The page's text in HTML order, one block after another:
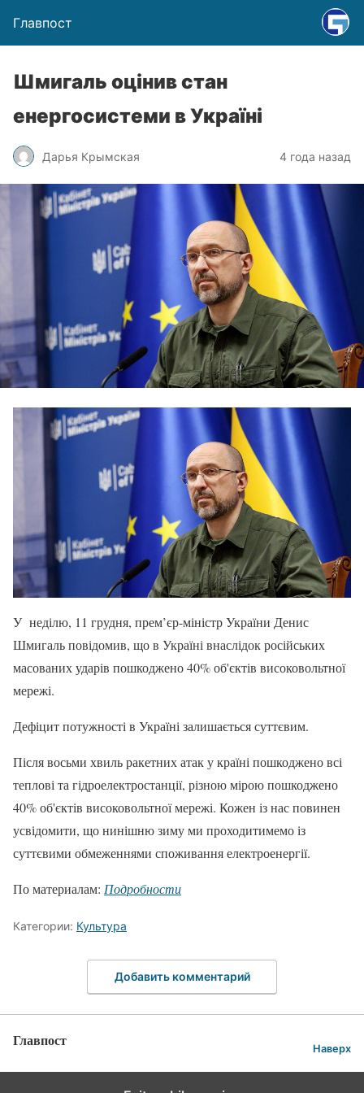
Главпост
Шмигаль оцінив стан
енергосистеми в Україні
Дарья Крымская 4 года назад
У неділю, 11 грудня, прем’єр-міністр України Денис
Шмигаль повідомив, що в Україні внаслідок російських
масованих ударів пошкоджено 40% об'єктів високовольтної
мережі.
Дефіцит потужності в Україні залишається суттєвим.
Після восьми хвиль ракетних атак у країні пошкоджено всі
теплові та гідроелектростанції, різною мірою пошкоджено
40% об'єктів високовольтної мережі. Кожен із нас повинен
усвідомити, що нинішню зиму ми проходитимемо із
суттєвими обмеженнями споживання електроенергії.
По материалам: Подробности
Категории: Культура
Добавить комментарий
Главпост Наверх